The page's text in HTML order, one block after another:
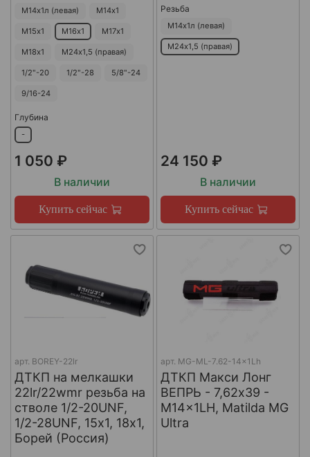
М14х1л (левая) М14х1
М15х1 М16х1 М17х1
М18х1 М24х1,5 (правая)
1/2"-20 1/2"-28 5/8"-24
9/16-24
Глубина
-
1 050 ₽
В наличии
Купить сейчас
Резьба
М14х1л (левая)
М24х1,5 (правая)
24 150 ₽
В наличии
Купить сейчас
арт. BOREY-22lr
ДТКП на мелкашки
22lr/22wmr резьба на
стволе 1/2-20UNF,
1/2-28UNF, 15х1, 18х1,
Борей (Россия)
арт. MG-ML-7.62-14x1Lh
ДТКП Макси Лонг
ВЕПРЬ - 7,62x39 -
M14x1LH, Matilda MG
Ultra